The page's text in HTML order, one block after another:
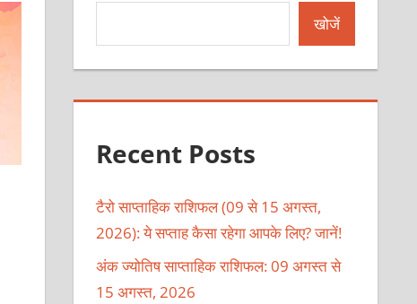
खोजें
Recent Posts
टैरो साप्ताहिक राशिफल (09 से 15 अगस्त,
2026): ये सप्ताह कैसा रहेगा आपके लिए? जानें!
अंक ज्योतिष साप्ताहिक राशिफल: 09 अगस्त से
15 अगस्त, 2026